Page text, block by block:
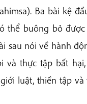
Ba bài kệ
thể buông bỏ
sau nói về hành
và thực tập bất
luật, thiền tập